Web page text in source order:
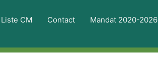
Liste CM Contact Mandat 2020-2026